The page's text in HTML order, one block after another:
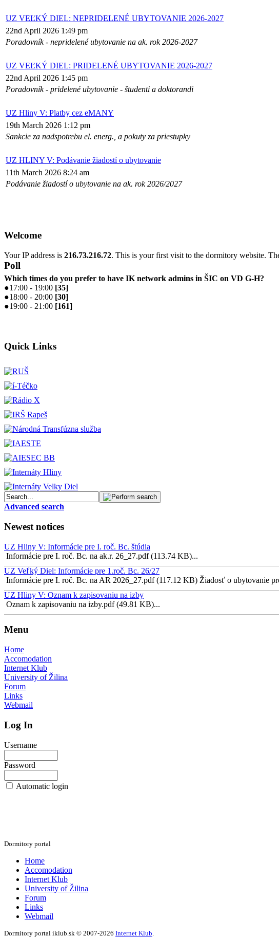
UZ VEĽKÝ DIEL: NEPRIDELENÉ UBYTOVANIE 2026-2027
22nd April 2026 1:49 pm
Poradovník - nepridelené ubytovanie na ak. rok 2026-2027
UZ VEĽKÝ DIEL: PRIDELENÉ UBYTOVANIE 2026-2027
22nd April 2026 1:45 pm
Poradovník - pridelené ubytovanie - študenti a doktorandi
UZ Hliny V: Platby cez eMANY
19th March 2026 1:12 pm
Sankcie za nadspotrebu el. energ., a pokuty za priestupky
UZ HLINY V: Podávanie žiadostí o ubytovanie
11th March 2026 8:24 am
Podávanie žiadostí o ubytovanie na ak. rok 2026/2027
Welcome
Your IP address is 216.73.216.72. This is your first visit to the dormitory website.
Poll
Which times do you prefer to have IK network admins in ŠIC on VD G-H?
●17:00 - 19:00 [35]
●18:00 - 20:00 [30]
●19:00 - 21:00 [161]
Quick Links
Advanced search
Newest notices
UZ Hliny V: Informácie pre I. roč. Bc. štúdia
Informácie pre I. roč. Bc. na ak.r. 26_27.pdf (113.74 KB)...
UZ Veľký Diel: Informácie pre 1.roč. Bc. 26/27
Informácie pre I. roč. Bc. na AR 2026_27.pdf (117.12 KB) Žiadosť o ubytovanie
UZ Hliny V: Oznam k zapisovaniu na izby
Oznam k zapisovaniu na izby.pdf (49.81 KB)...
Menu
Home
Accomodation
Internet Klub
University of Žilina
Forum
Links
Webmail
Log In
Username
Password
Automatic login
Dormitory portal
Home
Accomodation
Internet Klub
University of Žilina
Forum
Links
Webmail
Dormitory portal iklub.sk © 2007-2026 Internet Klub